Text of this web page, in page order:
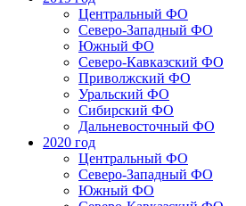
Центральный ФО
Северо-Западный ФО
Южный ФО
Северо-Кавказский ФО
Приволжский ФО
Уральский ФО
Сибирский ФО
Дальневосточный ФО
2020 год
Центральный ФО
Северо-Западный ФО
Южный ФО